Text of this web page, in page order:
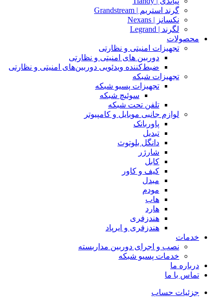
گرند استریم | Grandstream
نکسانز | Nexans
لگرند | Legrand
محصولات
تجهیزات امنیتی و نظارتی
دوربین های امنیتی و نظارتی
ضبط‌کننده ویدئویی دوربین‌های امنیتی و نظارتی
تجهیزات شبکه
تجهیزات پسیو شبکه
سوئیچ‌ شبکه
تلفن تحت شبکه
لوازم جانبی موبایل و کامپیوتر
پاوربانک
تبدیل
دانگل بلوتوث
شارژر
کابل
کیف و کاور
مبدل
مودم
هاب
هارد
هندزفری
هندزفری و ایرپاد
خدمات
نصب و اجرای دوربین مداربسته
خدمات پسیو شبکه
درباره ما
تماس با ما
جزئیات حساب